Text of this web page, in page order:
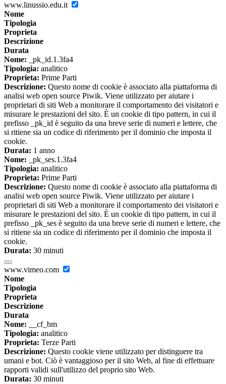
www.linussio.edu.it
Nome
Tipologia
Proprieta
Descrizione
Durata
Nome: _pk_id.1.3fa4
Tipologia: analitico
Proprieta: Prime Parti
Descrizione: Questo nome di cookie è associato alla piattaforma di
analisi web open source Piwik. Viene utilizzato per aiutare i
proprietari di siti Web a monitorare il comportamento dei visitatori e
misurare le prestazioni del sito. È un cookie di tipo pattern, in cui il
prefisso _pk_id è seguito da una breve serie di numeri e lettere, che
si ritiene sia un codice di riferimento per il dominio che imposta il
cookie.
Durata: 1 anno
Nome: _pk_ses.1.3fa4
Tipologia: analitico
Proprieta: Prime Parti
Descrizione: Questo nome di cookie è associato alla piattaforma di
analisi web open source Piwik. Viene utilizzato per aiutare i
proprietari di siti Web a monitorare il comportamento dei visitatori e
misurare le prestazioni del sito. È un cookie di tipo pattern, in cui il
prefisso _pk_ses è seguito da una breve serie di numeri e lettere, che
si ritiene sia un codice di riferimento per il dominio che imposta il
cookie.
Durata: 30 minuti
www.vimeo.com
Nome
Tipologia
Proprieta
Descrizione
Durata
Nome: __cf_bm
Tipologia: analitico
Proprieta: Terze Parti
Descrizione: Questo cookie viene utilizzato per distinguere tra
umani e bot. Ciò è vantaggioso per il sito Web, al fine di effettuare
rapporti validi sull'utilizzo del proprio sito Web.
Durata: 30 minuti